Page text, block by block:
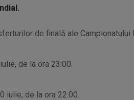
de finală ale Campionatului
de la ora 23:00.
iulie, de la ora 22:00.